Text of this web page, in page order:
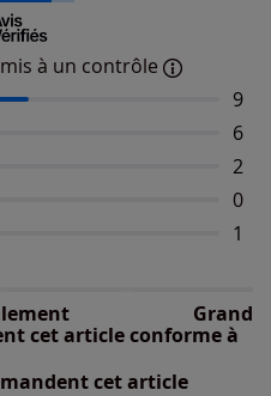
à un contrôle
9
6
2
0
1
Grand
avis clients
cet article conforme à
cet article